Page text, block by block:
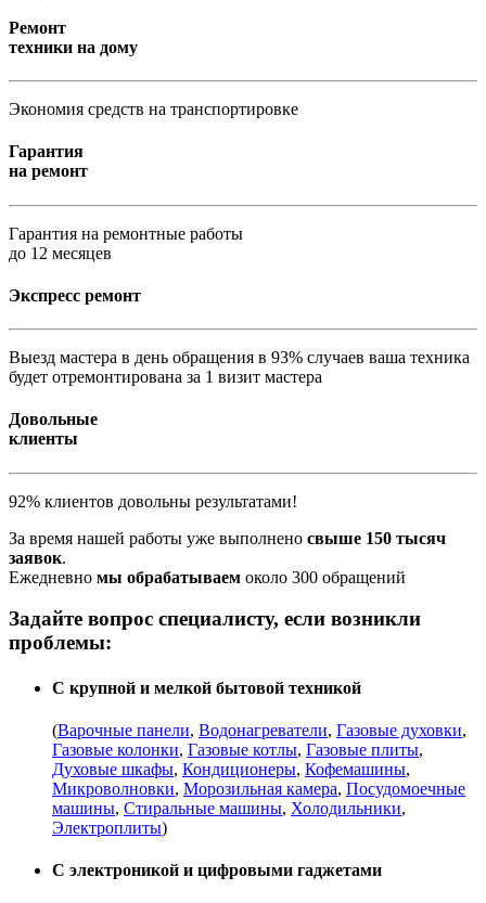
Ремонт
техники на дому
Экономия средств на транспортировке
Гарантия
на ремонт
Гарантия на ремонтные работы
до 12 месяцев
Экспресс ремонт
Выезд мастера в день обращения в 93% случаев ваша техника
будет отремонтирована за 1 визит мастера
Довольные
клиенты
92% клиентов довольны результатами!
За время нашей работы уже выполнено свыше 150 тысяч
заявок.
Ежедневно мы обрабатываем около 300 обращений
Задайте вопрос специалисту, если возникли
проблемы:
С крупной и мелкой бытовой техникой
(Варочные панели, Водонагреватели, Газовые духовки,
Газовые колонки, Газовые котлы, Газовые плиты,
Духовые шкафы, Кондиционеры, Кофемашины,
Микроволновки, Морозильная камера, Посудомоечные
машины, Стиральные машины, Холодильники,
Электроплиты)
С электроникой и цифровыми гаджетами